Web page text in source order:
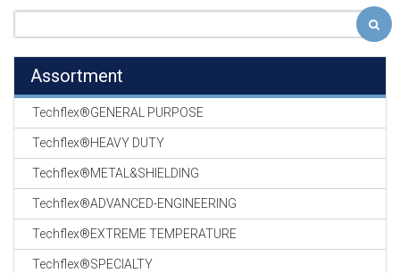
Assortment
Techflex®GENERAL PURPOSE
Techflex®HEAVY DUTY
Techflex®METAL&SHIELDING
Techflex®ADVANCED-ENGINEERING
Techflex®EXTREME TEMPERATURE
Techflex®SPECIALTY